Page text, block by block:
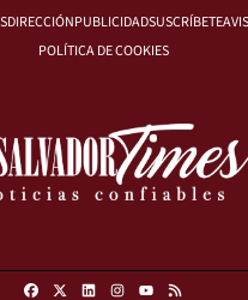
DIRECCIÓNPUBLICIDADSUSCRÍBETE
POLÍTICA DE COOKIES
FacebookLinkedinInstagram